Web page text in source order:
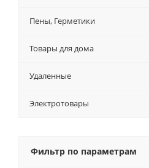
Пены, Герметики
Товары для дома
Удаленные
Электротовары
Фильтр по параметрам